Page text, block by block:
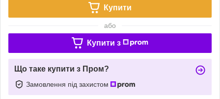
Купити
або
Купити з
Що таке купити з Пром?
Замовлення під захистом